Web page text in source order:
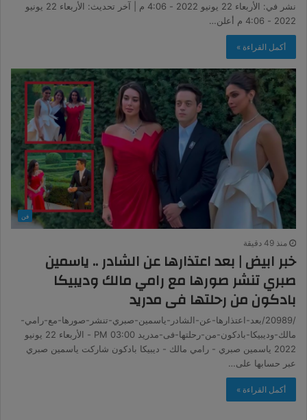
نشر في: الأربعاء 22 يونيو 2022 - 4:06 م | آخر تحديث: الأربعاء 22 يونيو
2022 - 4:06 م أعلن…
أكمل القراءة »
فن
منذ 49 دقيقة
خبر ابيض | بعد اعتذارها عن الشادر .. ياسمين
صبري تنشر صورها مع رامي مالك وديبيكا
بادكون من رحلتها فى مدريد
/20989/بعد-اعتذارها-عن-الشادر-ياسمين-صبري-تنشر-صورها-مع-رامي-
مالك-وديبيكا-بادكون-من-رحلتها-فى-مدريد 03:00 PM - الأربعاء 22 يونيو
2022 ياسمين صبري - رامي مالك - ديبيكا بادكون شاركت ياسمين صبري
عبر حسابها على…
أكمل القراءة »